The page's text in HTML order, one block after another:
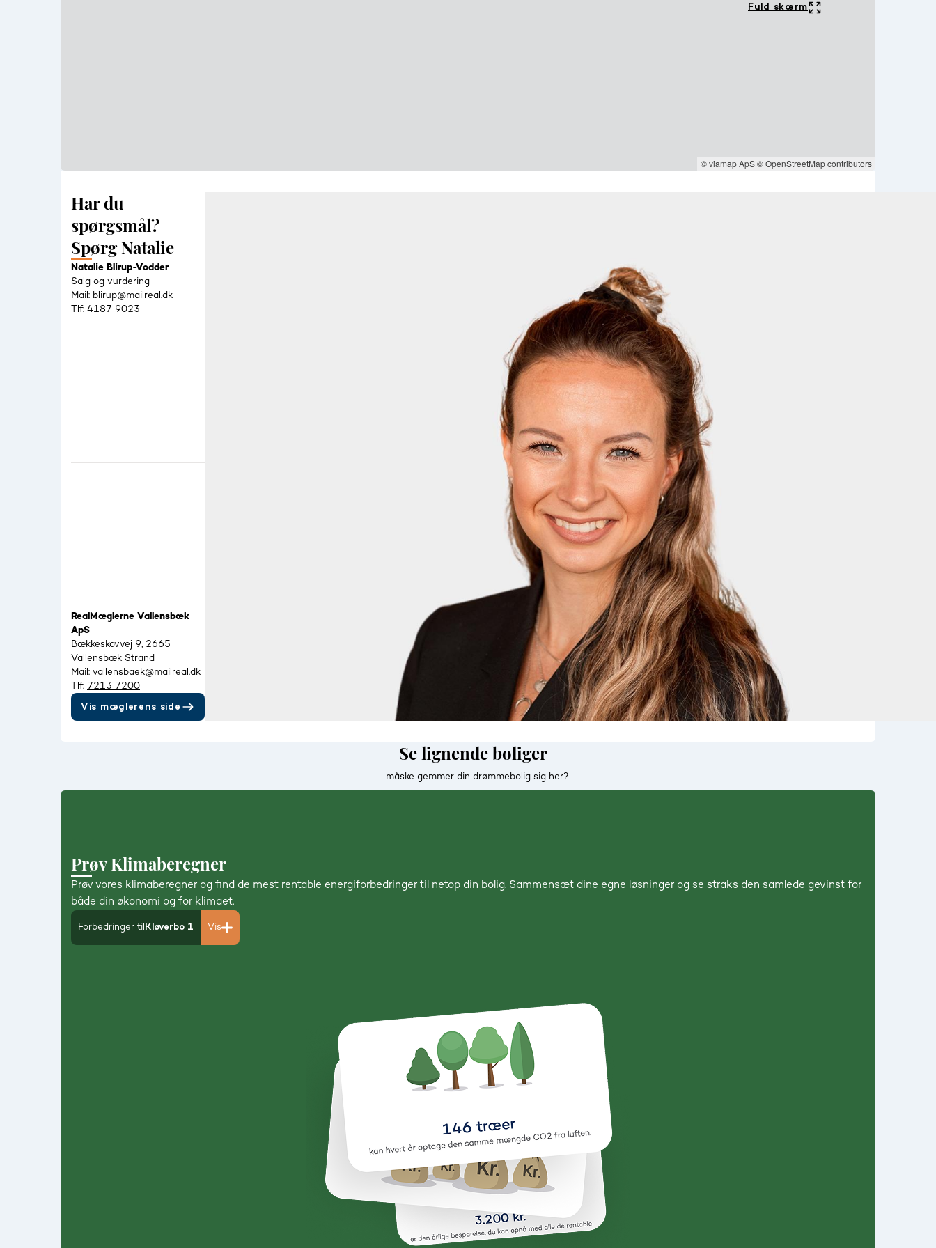
Fuld skærm
© viamap ApS© OpenStreetMap contributors
Har du
spørgsmål?
Spørg Natalie
Natalie Blirup-Vodder
Salg og vurdering
Mail: blirup@mailreal.dk
Tlf: 4187 9023
RealMæglerne Vallensbæk
ApS
Bækkeskovvej 9, 2665
Vallensbæk Strand
Mail: vallensbaek@mailreal.dk
Tlf: 7213 7200
Vis mæglerens side
Se lignende boliger
- måske gemmer din drømmebolig sig her?
Prøv Klimaberegner
Prøv vores klimaberegner og find de mest rentable energiforbedringer til netop din bolig. Sammensæt dine egne løsninger og se straks den samlede gevinst for
både din økonomi og for klimaet.
Forbedringer til Kløverbo 1 Vis